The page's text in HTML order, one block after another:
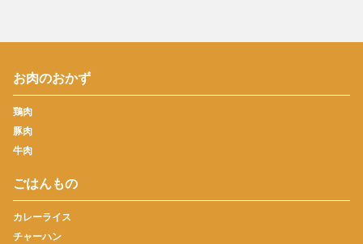
お肉のおかず
鶏肉
豚肉
牛肉
ごはんもの
カレーライス
チャーハン